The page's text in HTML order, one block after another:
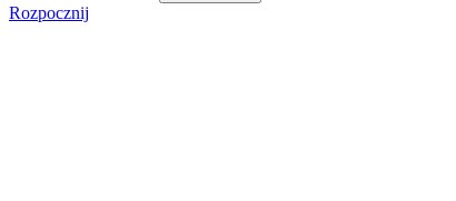
Rozpocznij